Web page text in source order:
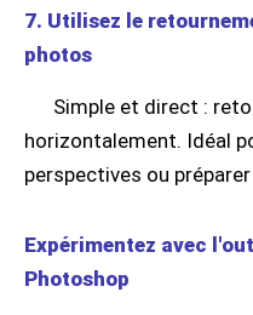
7. Utilisez le
photos
Simple et direct :
horizontalement. Idéal
perspectives ou
Expérimentez avec
Photoshop